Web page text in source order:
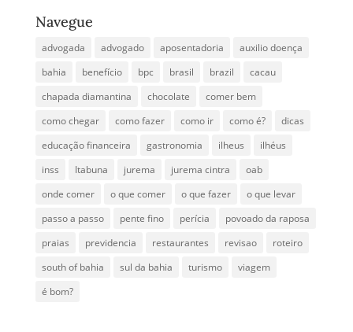
Navegue
advogada advogado aposentadoria
auxilio doença
bahia
benefício bpc brasil brazil
cacau
chapada diamantina
chocolate
comer bem
como chegar
como fazer como ir como é?
dicas
educação financeira
gastronomia ilheus
ilhéus
inss
Itabuna jurema jurema cintra
oab
onde comer
o que comer o que fazer
o que levar
passo a passo
pente fino perícia
povoado da raposa
praias
previdencia restaurantes revisao
roteiro
south of bahia
sul da bahia turismo
viagem
é bom?